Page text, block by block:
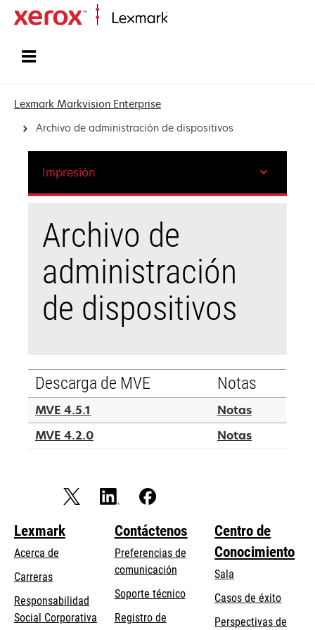
Lexmark Markvision Enterprise
Archivo de administración de dispositivos
Archivo de
administración
de dispositivos
Impresión
Descarga de MVE Notas
MVE 4.5.1
Notas
MVE 4.2.0
Notas
Lexmark
Acerca de
Carreras
Responsabilidad
Social Corporativa
Contáctenos
Preferencias de
comunicación
Soporte técnicose
Registro de
Centro de
Conocimiento
Sala
Casos de éxito
Perspectivas de